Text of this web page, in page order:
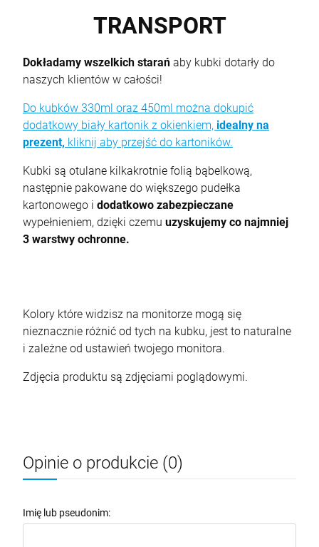
TRANSPORT
Dokładamy wszelkich starań aby kubki dotarły do
naszych klientów w całości!
Do kubków 330ml oraz 450ml można dokupić
dodatkowy biały kartonik z okienkiem, idealny na
prezent, kliknij aby przejść do kartoników.
Kubki są otulane kilkakrotnie folią bąbelkową,
następnie pakowane do większego pudełka
kartonowego i dodatkowo zabezpieczane
wypełnieniem, dzięki czemu uzyskujemy co najmniej
3 warstwy ochronne.
Kolory które widzisz na monitorze mogą się
nieznacznie różnić od tych na kubku, jest to naturalne
i zależne od ustawień twojego monitora.
Zdjęcia produktu są zdjęciami poglądowymi.
Opinie o produkcie (0)
Imię lub pseudonim: